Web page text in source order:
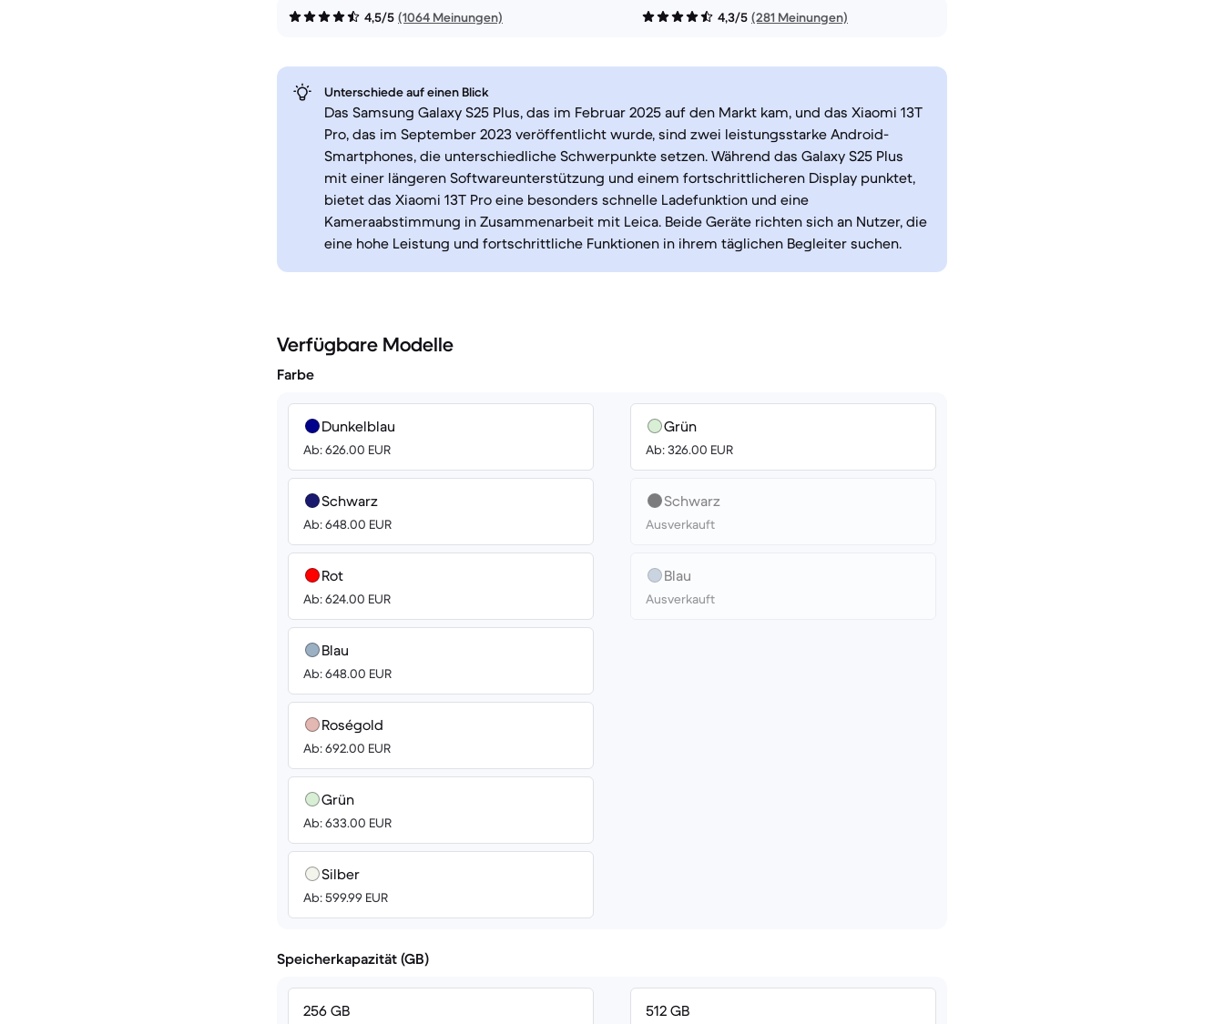
4,5/5 (1064 Meinungen) 4,3/5 (281 Meinungen)
Unterschiede auf einen Blick
Das Samsung Galaxy S25 Plus, das im Februar 2025 auf den Markt kam, und das Xiaomi 13T
Pro, das im September 2023 veröffentlicht wurde, sind zwei leistungsstarke Android-
Smartphones, die unterschiedliche Schwerpunkte setzen. Während das Galaxy S25 Plus
mit einer längeren Softwareunterstützung und einem fortschrittlicheren Display punktet,
bietet das Xiaomi 13T Pro eine besonders schnelle Ladefunktion und eine
Kameraabstimmung in Zusammenarbeit mit Leica. Beide Geräte richten sich an Nutzer, die
eine hohe Leistung und fortschrittliche Funktionen in ihrem täglichen Begleiter suchen.
Verfügbare Modelle
Farbe
Dunkelblau
Ab: 626.00 EUR
Schwarz
Ab: 648.00 EUR
Rot
Ab: 624.00 EUR
Blau
Ab: 648.00 EUR
Roségold
Ab: 692.00 EUR
Grün
Ab: 633.00 EUR
Silber
Ab: 599.99 EUR
Grün
Ab: 326.00 EUR
Schwarz
Ausverkauft
Blau
Ausverkauft
Speicherkapazität (GB)
256 GB 512 GB